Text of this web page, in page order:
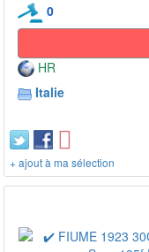
0
HR
Italie
+ ajout à ma sélection